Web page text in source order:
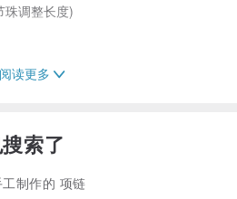
珠调整长度)
持久保色、手工海洋造型 ( 天然石、
养方式，请尽量不要碰触香水/温泉/海
阅读更多
索了
工制作的 项链